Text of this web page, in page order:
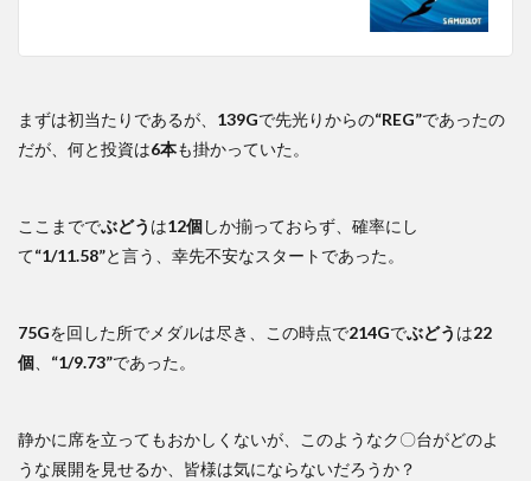
まずは初当たりであるが、 139Gで先光りからの“REG”であったの
だが、何と投資は6本も掛かっていた。
ここまででぶどう は12個しか揃っておらず、確率にし
て“1/11.58”と言う、幸先不安なスタートであった。
75Gを回した所でメダルは尽き、この時点で214Gでぶどう は22
個
“1/9.73”であった。
静かに席を立ってもおかしくないが、このようなク〇台がどのよ
うな展開を見せるか、皆様は気にならないだろうか？